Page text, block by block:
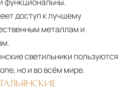
доступ к лучшему
металлам и
светильники пользуются
но и во всём мире.